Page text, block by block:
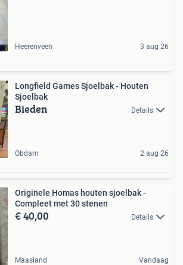
Heerenveen 3 aug 26
Longfield Games Sjoelbak - Houten
Sjoelbak
Bieden Details
Obdam 2 aug 26
Originele Homas houten sjoelbak -
Compleet met 30 stenen
€ 40,00 Details
Maasland Vandaag